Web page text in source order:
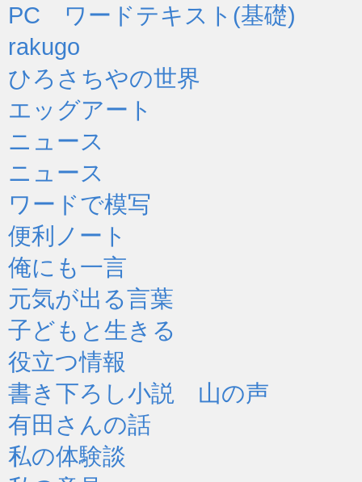
PC ワードテキスト(基礎)
rakugo
ひろさちやの世界
エッグアート
ニュース
ニュース
ワードで模写
便利ノート
俺にも一言
元気が出る言葉
子どもと生きる
役立つ情報
書き下ろし小説 山の声
有田さんの話
私の体験談